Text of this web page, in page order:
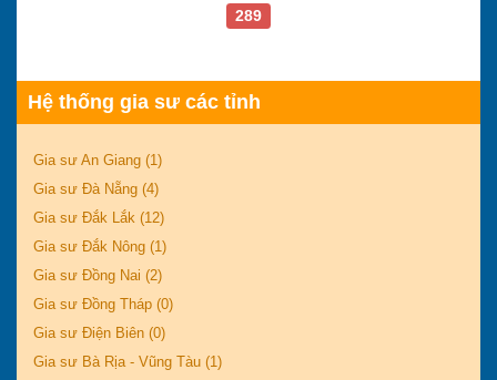
289
Hệ thống gia sư các tỉnh
Gia sư An Giang (1)
Gia sư Đà Nẵng (4)
Gia sư Đắk Lắk (12)
Gia sư Đắk Nông (1)
Gia sư Đồng Nai (2)
Gia sư Đồng Tháp (0)
Gia sư Điện Biên (0)
Gia sư Bà Rịa - Vũng Tàu (1)